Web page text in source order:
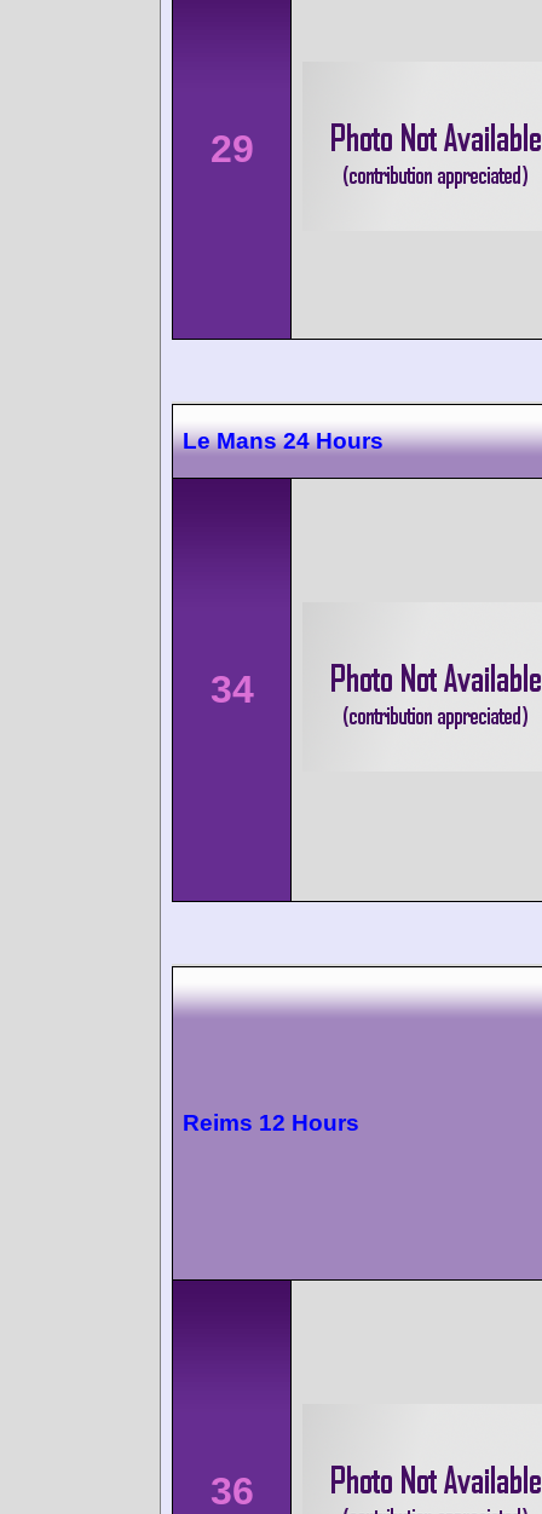
29
Le Mans 24 Hours
34
Reims 12 Hours
36